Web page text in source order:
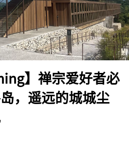
】禅宗爱好者必
，遥远的城城尘